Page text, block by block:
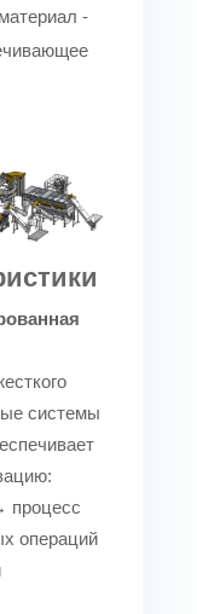
-
системы
процесс
операций